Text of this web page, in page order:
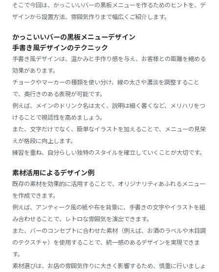
そこで今回は、かっこいいバーの黒板メニューを作るためのヒントを、デ
ザインから設置方法、雰囲気作りまで幅広くご紹介します。
かっこいいバーの黒板メニューデザイン
手書き風デザインのテクニック
手書き風デザインは、温かみと手作り感を与え、お客様との距離を縮める
効果があります。
チョークやマーカーの種類を使い分け、線の太さや濃淡を調整すること
で、奥行きのある表現が可能です。
例えば、メインのドリンク名は太く、説明は細く書くなど、メリハリをつ
けることで視認性を高めましょう。
また、文字だけでなく、簡単なイラストを加えることで、メニューの見栄
えが格段に向上します。
練習を重ね、自分らしい独特のスタイルを確立していくことが大切です。
素材活用によるデザイン例
既存の素材を効果的に活用することで、オリジナリティあふれるメニュー
を作成できます。
例えば、アンティーク風の紙や布を背景に、手書きの文字やイラストを組
み合わせることで、レトロな雰囲気を演出できます。
また、バーのコンセプトに合わせた素材（例えば、お酒のラベルや木目調
のテクスチャ）を使用することで、統一感のあるデザインを実現できま
す。
素材選びは、お店の雰囲気作りに大きく影響するため、慎重に行いましょ